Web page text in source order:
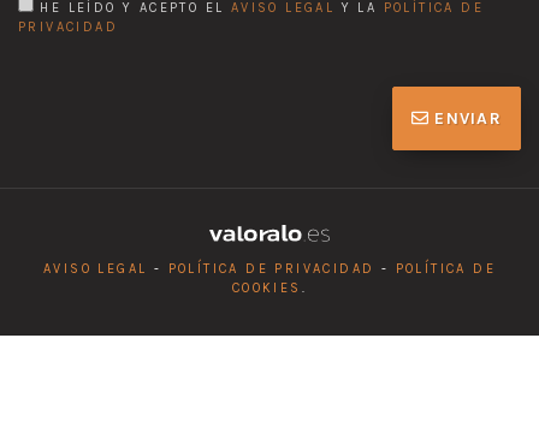
HE LEÍDO Y ACEPTO EL AVISO LEGAL Y LA
POLÍTICA DE
PRIVACIDAD
ENVIAR
AVISO LEGAL - POLÍTICA DE PRIVACIDAD -
POLÍTICA DE
COOKIES .